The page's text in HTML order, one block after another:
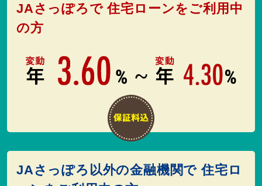
JAさっぽろで 住宅ローンをご利用中
の方
JAさっぽろ以外の金融機関で 住宅ロ